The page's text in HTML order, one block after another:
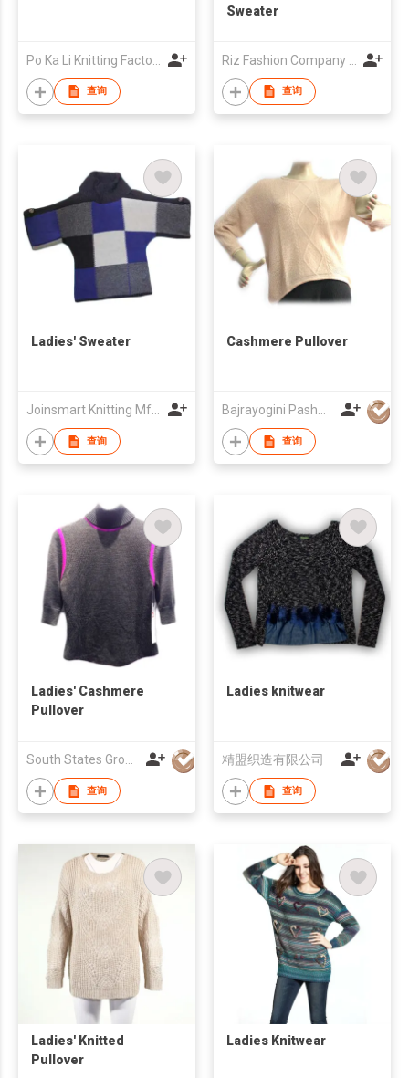
查询
Sweater
查询
Ladies' Sweater
Joinsmart Knitting Mfy Ltd
查询
Cashmere Pullover
查询
Ladies' Cashmere
Pullover
South States Group ( Holdings) Limited
查询
Ladies knitwear
精盟织造有限公司
查询
Ladies' Knitted
Pullover
Ladies Knitwear